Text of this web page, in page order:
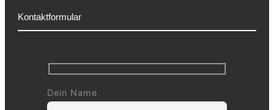
Kontaktformular
Dein Name